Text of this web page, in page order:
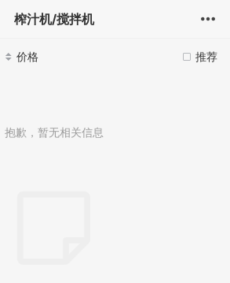
榨汁机/搅拌机
推荐
价格
抱歉，暂无相关信息